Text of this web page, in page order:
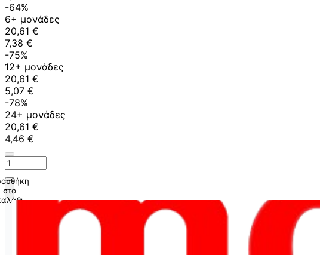
-64%
6+ μονάδες
20,61 €
7,38 €
-75%
12+ μονάδες
20,61 €
5,07 €
-78%
24+ μονάδες
20,61 €
4,46 €
στο